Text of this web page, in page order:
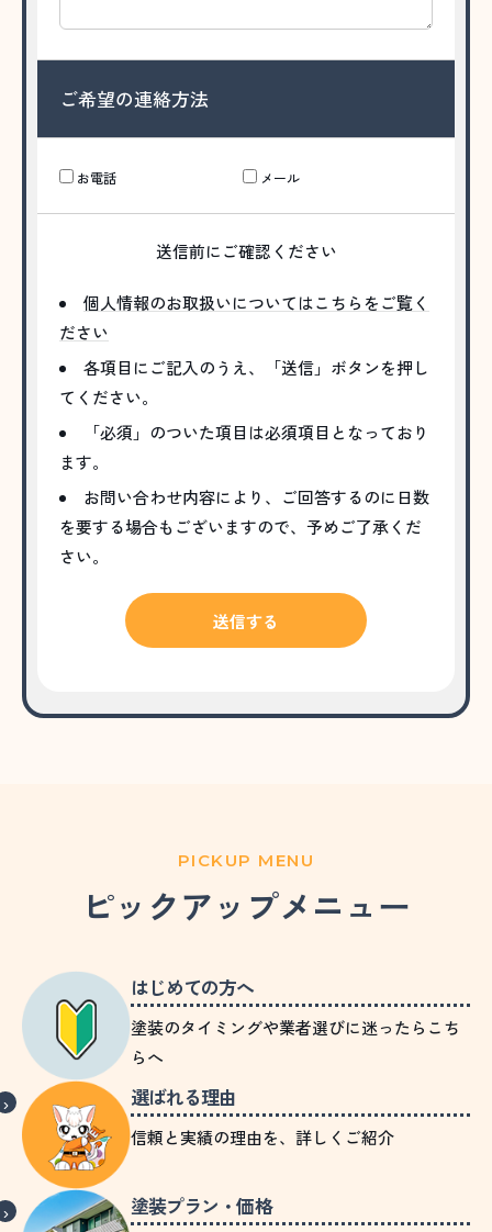
ご希望の連絡方法
お電話 メール
送信前にご確認ください
個人情報のお取扱いについてはこちらをご覧く
ださい
各項目にご記入のうえ、「送信」ボタンを押し
てください。
「必須」のついた項目は必須項目となっており
ます。
お問い合わせ内容により、ご回答するのに日数
を要する場合もございますので、予めご了承くだ
さい。
PICKUP MENU
ピックアップメニュー
はじめての方へ
塗装のタイミングや業者選びに迷ったらこち
らへ
選ばれる理由
信頼と実績の理由を、詳しくご紹介
塗装プラン・価格